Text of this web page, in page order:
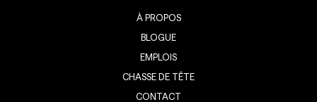
À PROPOS
BLOGUE
EMPLOIS
CHASSE DE TÊTE
CONTACT